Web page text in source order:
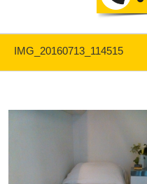
IMG_20160713_114515